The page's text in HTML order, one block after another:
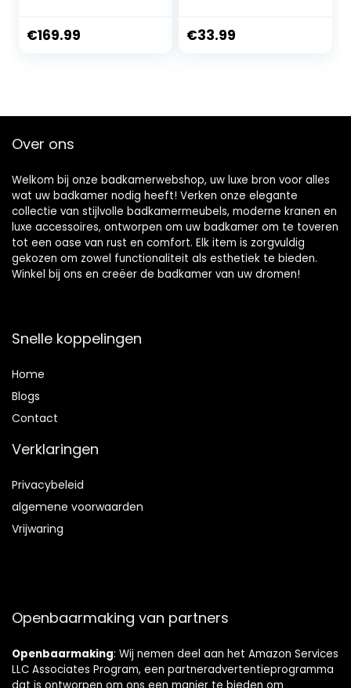
bril van duroplast
diepspoeler, toilet,
toiletset
€169.99
Intrekbare
€33.99
Over ons
Welkom bij onze badkamerwebshop, uw luxe bron voor alles
wat uw badkamer nodig heeft! Verken onze elegante
collectie van stijlvolle badkamermeubels, moderne kranen en
luxe accessoires, ontworpen om uw badkamer om te toveren
tot een oase van rust en comfort. Elk item is zorgvuldig
gekozen om zowel functionaliteit als esthetiek te bieden.
Winkel bij ons en creëer de badkamer van uw dromen!
Snelle koppelingen
Home
Blogs
Contact
Verklaringen
Privacybeleid
algemene voorwaarden
Vrijwaring
Openbaarmaking van partners
Openbaarmaking: Wij nemen deel aan het Amazon Services
LLC Associates Program, een partneradvertentieprogramma